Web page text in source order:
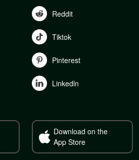
Reddit
Tiktok
Pinterest
Linkedln
Download on the
App Store